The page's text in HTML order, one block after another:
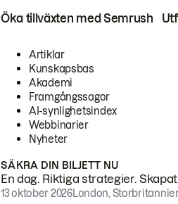
Öka tillväxten med Semrush
Artiklar
Kunskapsbas
Akademi
Framgångssagor
AI-synlighetsindex
Webbinarier
Nyheter
SÄKRA DIN BILJETT NU
En dag. Riktiga strategier.
13 oktober 2026London,